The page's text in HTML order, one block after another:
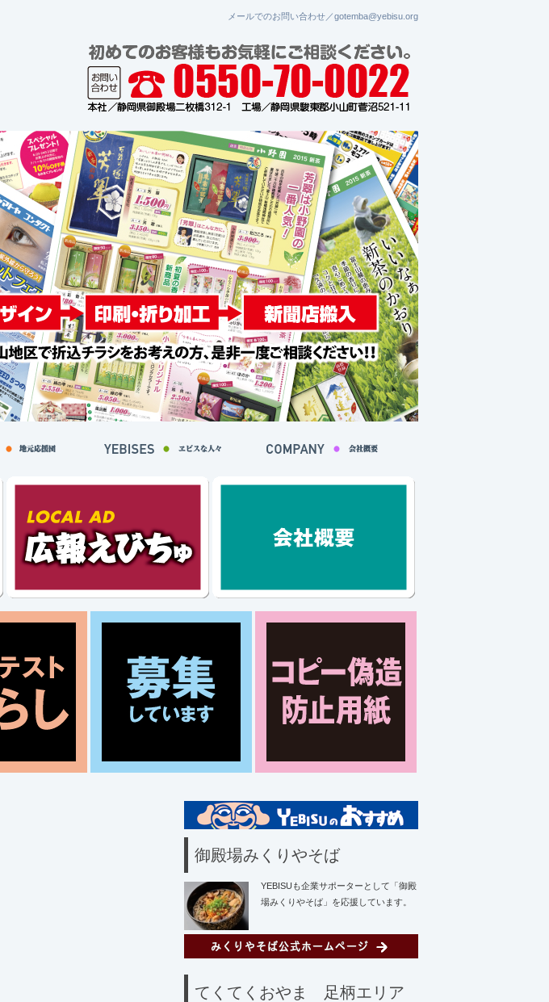
メールでのお問い合わせ／gotemba@yebisu.org
御殿場みくりやそば
YEBISUも企業サポーターとして「御殿
場みくりやそば」を応援しています。
てくてくおやま 足柄エリア